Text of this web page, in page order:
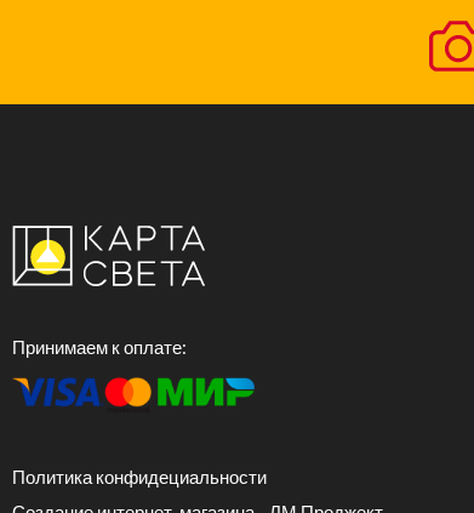
Принимаем к оплате:
Политика конфидециальности